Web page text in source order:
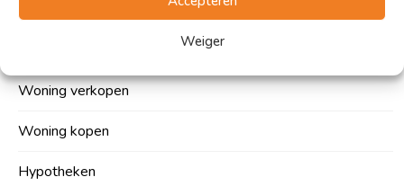
Weiger
Expertises
Woning verkopen
Woning kopen
Hypotheken